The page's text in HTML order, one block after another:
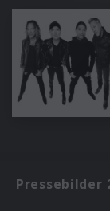
Pressebilder